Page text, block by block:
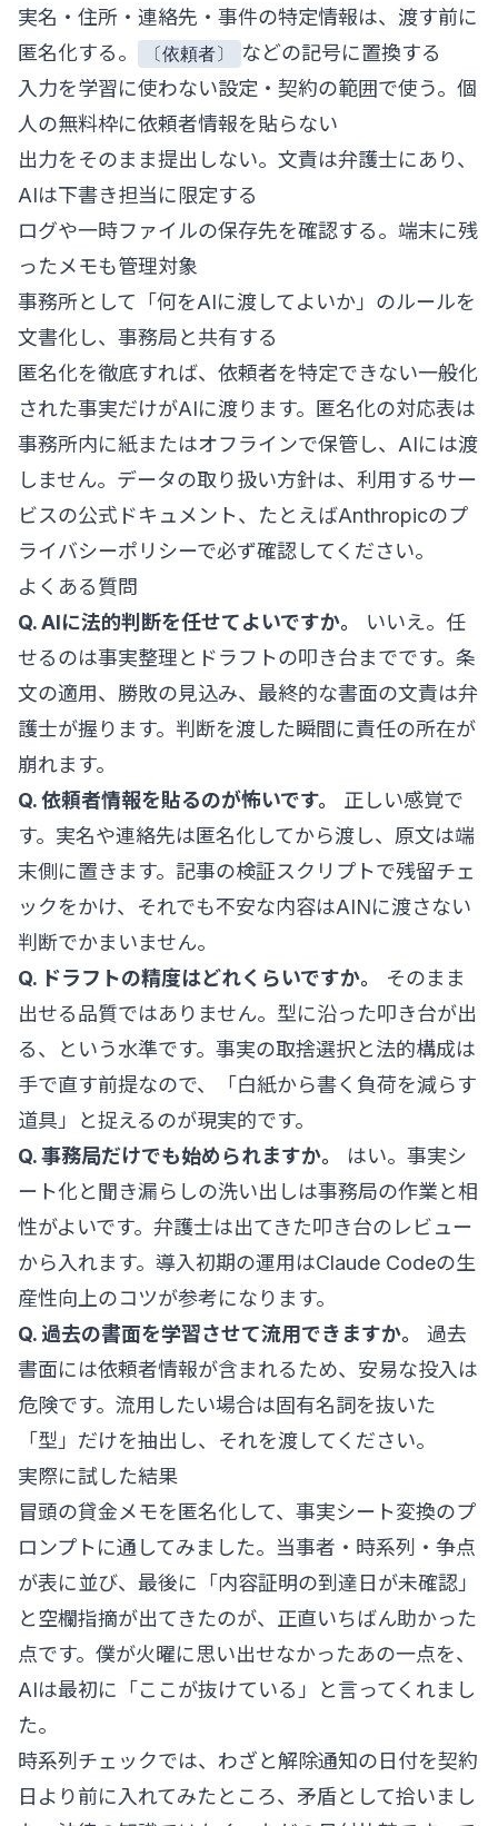
実名・住所・連絡先・事件の特定情報は、渡す前に
匿名化する。
〔依頼者〕
などの記号に置換する
入力を学習に使わない設定・契約の範囲で使う。個
人の無料枠に依頼者情報を貼らない
出力をそのまま提出しない。文責は弁護士にあり、
AIは下書き担当に限定する
ログや一時ファイルの保存先を確認する。端末に残
ったメモも管理対象
事務所として「何をAIに渡してよいか」のルールを
文書化し、事務局と共有する
匿名化を徹底すれば、依頼者を特定できない一般化
された事実だけがAIに渡ります。匿名化の対応表は
事務所内に紙またはオフラインで保管し、AIには渡
しません。データの取り扱い方針は、利用するサー
ビスの公式ドキュメント、たとえばAnthropicのプ
ライバシーポリシーで必ず確認してください。
よくある質問
Q. AIに法的判断を任せてよいですか。
いいえ。任
せるのは事実整理とドラフトの叩き台までです。条
文の適用、勝敗の見込み、最終的な書面の文責は弁
護士が握ります。判断を渡した瞬間に責任の所在が
崩れます。
Q. 依頼者情報を貼るのが怖いです。
正しい感覚で
す。実名や連絡先は匿名化してから渡し、原文は端
末側に置きます。記事の検証スクリプトで残留チェ
ックをかけ、それでも不安な内容はAINに渡さない
判断でかまいません。
Q. ドラフトの精度はどれくらいですか。
そのまま
出せる品質ではありません。型に沿った叩き台が出
る、という水準です。事実の取捨選択と法的構成は
手で直す前提なので、「白紙から書く負荷を減らす
道具」と捉えるのが現実的です。
Q. 事務局だけでも始められますか。
はい。事実シ
ート化と聞き漏らしの洗い出しは事務局の作業と相
性がよいです。弁護士は出てきた叩き台のレビュー
から入れます。導入初期の運用はClaude Codeの生
産性向上のコツが参考になります。
Q. 過去の書面を学習させて流用できますか。
過去
書面には依頼者情報が含まれるため、安易な投入は
危険です。流用したい場合は固有名詞を抜いた
「型」だけを抽出し、それを渡してください。
実際に試した結果
冒頭の貸金メモを匿名化して、事実シート変換のプ
ロンプトに通してみました。当事者・時系列・争点
が表に並び、最後に「内容証明の到達日が未確認」
と空欄指摘が出てきたのが、正直いちばん助かった
点です。僕が火曜に思い出せなかったあの一点を、
AIは最初に「ここが抜けている」と言ってくれまし
た。
時系列チェックでは、わざと解除通知の日付を契約
日より前に入れてみたところ、矛盾として拾いまし